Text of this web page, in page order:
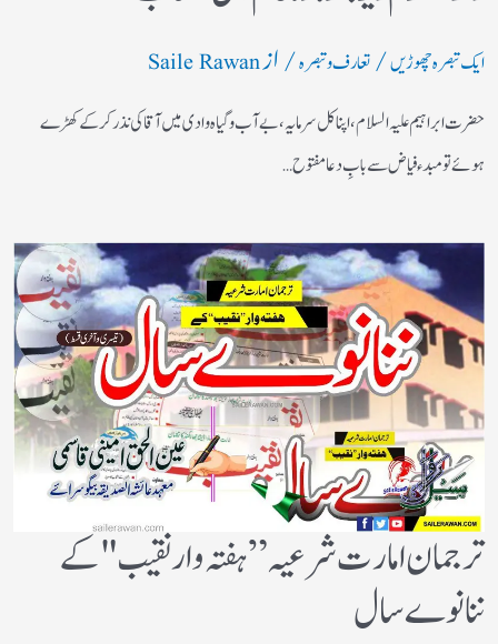
ایک تبصرہ چھوڑیں/تعارف و تبصرہ/ ازSaile Rawan
حضرت ابراہیم علیہ السلام، اپنا کل سرمایہ، بے آب وگیاہ وادی میں آقا کی نذر کرکے کھڑے
ہوئے تو مبدء فیاض سے بابِ دعا مفتوح…
ترجمان امارت شرعیہ”ہفتہ وار نقیب "کے
ننانوے سال